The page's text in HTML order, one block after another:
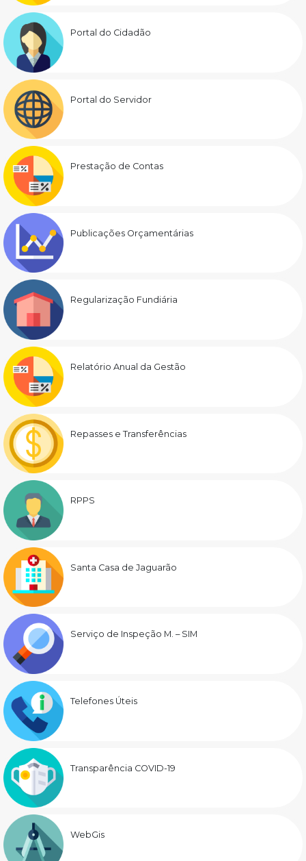
Portal do Cidadão
Portal do Servidor
Prestação de Contas
Publicações Orçamentárias
Regularização Fundiária
Relatório Anual da Gestão
Repasses e Transferências
RPPS
Santa Casa de Jaguarão
Serviço de Inspeção M. – SIM
Telefones Úteis
Transparência COVID-19
WebGis